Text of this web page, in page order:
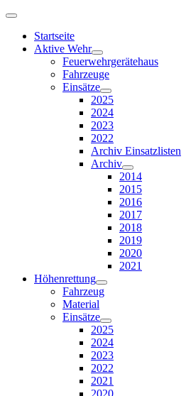
Startseite
Aktive Wehr
Feuerwehrgerätehaus
Fahrzeuge
Einsätze
2025
2024
2023
2022
Archiv Einsatzlisten
Archiv
2014
2015
2016
2017
2018
2019
2020
2021
Höhenrettung
Fahrzeug
Material
Einsätze
2025
2024
2023
2022
2021
2020